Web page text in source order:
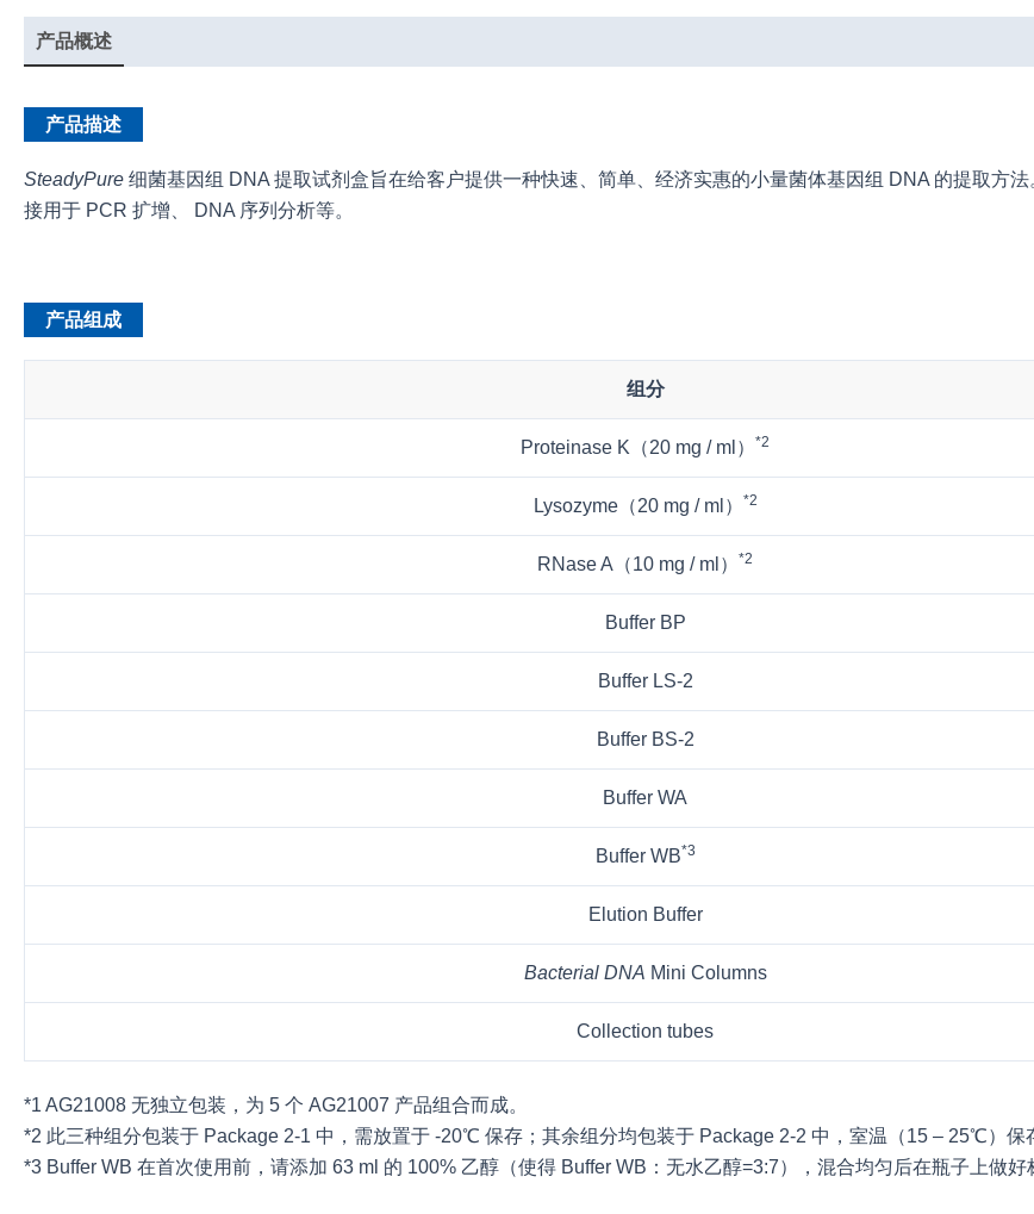
产品概述
产品描述
SteadyPure 细菌基因组 DNA 提取试剂盒旨在给客户提供一种快速、简单、经济实惠的小量菌体基因组 DNA 的提取方
接用于 PCR 扩增、 DNA 序列分析等。
产品组成
组分
Proteinase K（20 mg / ml） *2
Lysozyme（20 mg / ml） *2
RNase A（10 mg / ml） *2
Buffer BP
Buffer LS-2
Buffer BS-2
Buffer WA
Buffer WB*3
Elution Buffer
Bacterial DNA Mini Columns
Collection tubes
*1 AG21008 无独立包装，为 5 个 AG21007 产品组合而成。
*2 此三种组分包装于 Package 2-1 中，需放置于 -20℃ 保存；其余组分均包装于 Package 2-2 中，室温（15 – 25℃）保
*3 Buffer WB 在首次使用前，请添加 63 ml 的 100% 乙醇（使得 Buffer WB：无水乙醇=3:7），混合均匀后在瓶子上做好